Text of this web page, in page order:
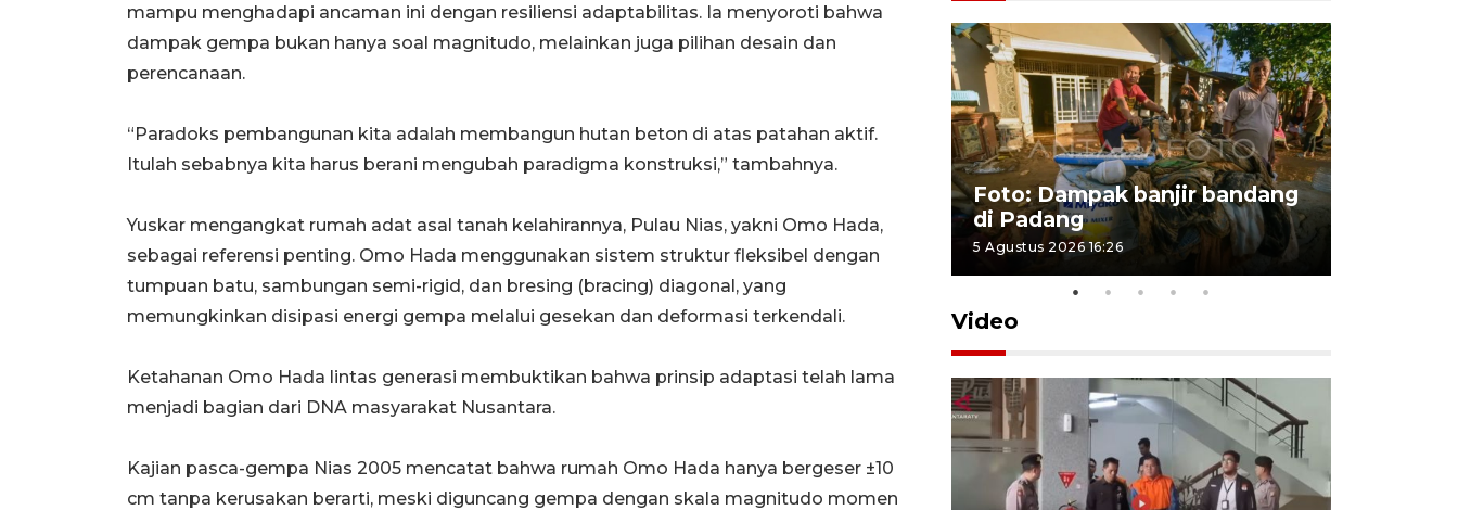
mampu menghadapi ancaman ini dengan resiliensi adaptabilitas. Ia menyoroti bahwa
dampak gempa bukan hanya soal magnitudo, melainkan juga pilihan desain dan
perencanaan.
“Paradoks pembangunan kita adalah membangun hutan beton di atas patahan aktif.
Itulah sebabnya kita harus berani mengubah paradigma konstruksi,” tambahnya.
Yuskar mengangkat rumah adat asal tanah kelahirannya, Pulau Nias, yakni Omo Hada,
sebagai referensi penting. Omo Hada menggunakan sistem struktur fleksibel dengan
tumpuan batu, sambungan semi-rigid, dan bresing (bracing) diagonal, yang
memungkinkan disipasi energi gempa melalui gesekan dan deformasi terkendali.
Ketahanan Omo Hada lintas generasi membuktikan bahwa prinsip adaptasi telah lama
menjadi bagian dari DNA masyarakat Nusantara.
Kajian pasca-gempa Nias 2005 mencatat bahwa rumah Omo Hada hanya bergeser ±10
cm tanpa kerusakan berarti, meski diguncang gempa dengan skala magnitudo momen
rakitan di Padang
15 Juli 2026 14:05
Foto: Dampak banjir bandang
di Padang
5 Agustus 2026 16:26
Video